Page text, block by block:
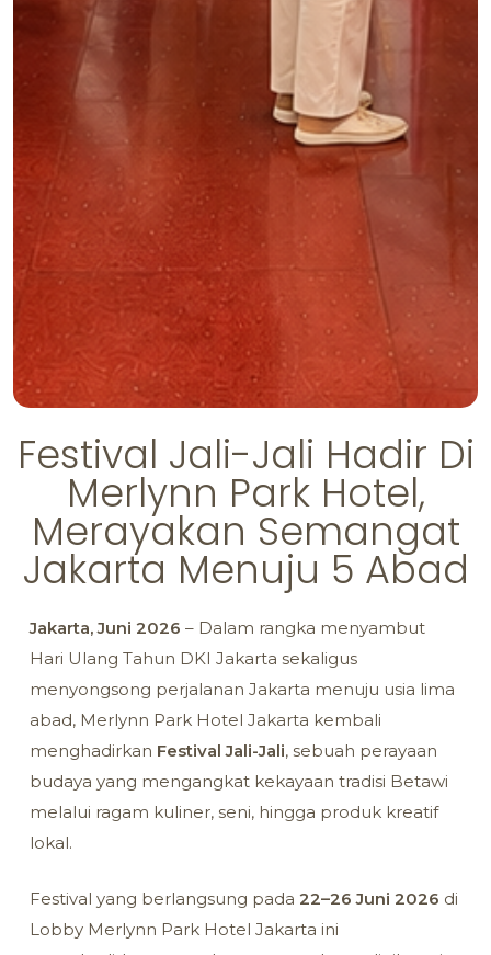
Festival Jali-Jali Hadir Di
Merlynn Park Hotel,
Merayakan Semangat
Jakarta Menuju 5 Abad
Jakarta, Juni 2026 – Dalam rangka menyambut
Hari Ulang Tahun DKI Jakarta sekaligus
menyongsong perjalanan Jakarta menuju usia lima
abad, Merlynn Park Hotel Jakarta kembali
menghadirkan Festival Jali-Jali, sebuah perayaan
budaya yang mengangkat kekayaan tradisi Betawi
melalui ragam kuliner, seni, hingga produk kreatif
lokal.
Festival yang berlangsung pada 22–26 Juni 2026 di
Lobby Merlynn Park Hotel Jakarta ini